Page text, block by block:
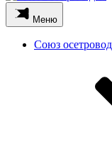
Меню
Союз